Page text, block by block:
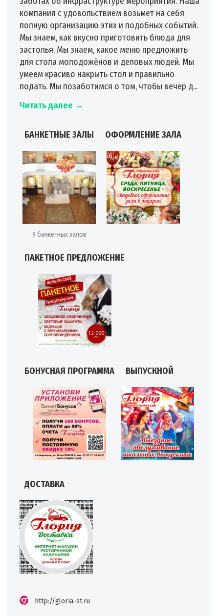
компания с удовольствием возьмет на себя
полную организацию этих и подобных событий.
Мы знаем, как вкусно приготовить блюда для
застолья. Мы знаем, какое меню предложить
для стола молодожёнов и деловых людей. Мы
умеем красиво накрыть стол и правильно
подать. Мы позаботимся о том, чтобы вечер д...
Читать далее →
БАНКЕТНЫЕ ЗАЛЫ
9 банкетных залов
ОФОРМЛЕНИЕ ЗАЛА
ПАКЕТНОЕ ПРЕДЛОЖЕНИЕ
БОНУСНАЯ ПРОГРАММА ВЫПУСКНОЙ
ДОСТАВКА
http://gloria-st.ru